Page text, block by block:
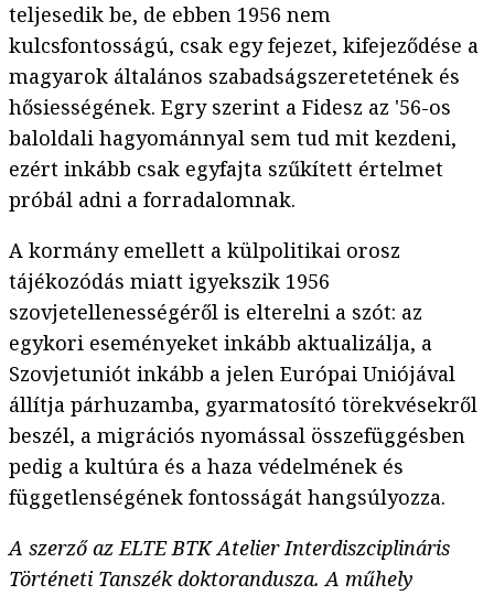
teljesedik be, de ebben 1956 nem
kulcsfontosságú, csak egy fejezet, kifejeződése a
magyarok általános szabadságszeretetének és
hősiességének. Egry szerint a Fidesz az '56-os
baloldali hagyománnyal sem tud mit kezdeni,
ezért inkább csak egyfajta szűkített értelmet
próbál adni a forradalomnak.
A kormány emellett a külpolitikai orosz
tájékozódás miatt igyekszik 1956
szovjetellenességéről is elterelni a szót: az
egykori eseményeket inkább aktualizálja, a
Szovjetuniót inkább a jelen Európai Uniójával
állítja párhuzamba, gyarmatosító törekvésekről
beszél, a migrációs nyomással összefüggésben
pedig a kultúra és a haza védelmének és
függetlenségének fontosságát hangsúlyozza.
A szerző az ELTE BTK Atelier Interdiszciplináris
Történeti Tanszék doktorandusza. A műhely